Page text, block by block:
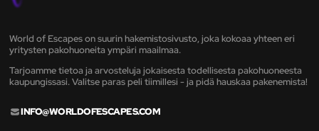
World of Escapes on suurin hakemistosivusto, joka kokoaa yhteen eri
yritysten pakohuoneita ympäri maailmaa.
Tarjoamme tietoa ja arvosteluja jokaisesta todellisesta pakohuoneesta
kaupungissasi. Valitse paras peli tiimillesi - ja pidä hauskaa pakenemista!
INFO@WORLDOFESCAPES.COM